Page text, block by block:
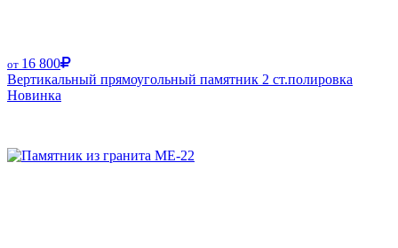
от 16 800
Вертикальный прямоугольный памятник 2 ст.полировка
Новинка